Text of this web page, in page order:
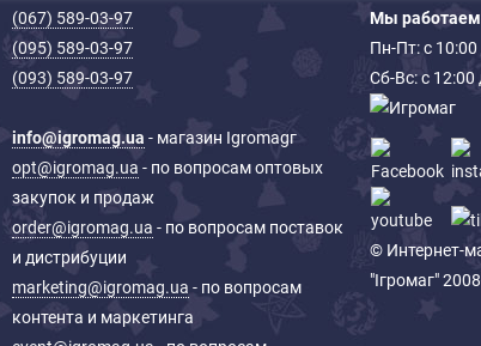
(067) 589-03-97
(095) 589-03-97
(093) 589-03-97
info@igromag.ua - магазин Igromagг
opt@igromag.ua - по вопросам оптовых
закупок и продаж
order@igromag.ua - по вопросам поставок
и дистрибуции
marketing@igromag.ua - по вопросам
контента и маркетинга
Мы
Пн-Пт: с 10:00
Сб-Вс: с 12:00
© Интернет-
"Ігромаг"